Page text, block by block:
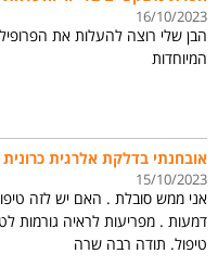
16/10/2023
הבן שלי רוצה להעלות את
המיוחדות
אובחנתי בדלקת אלרגית כרונית
15/10/2023
אני ממש סובלת . האם יש לזה
דמעות . מפריעות לראיה
טיפול. תודה רבה שרה